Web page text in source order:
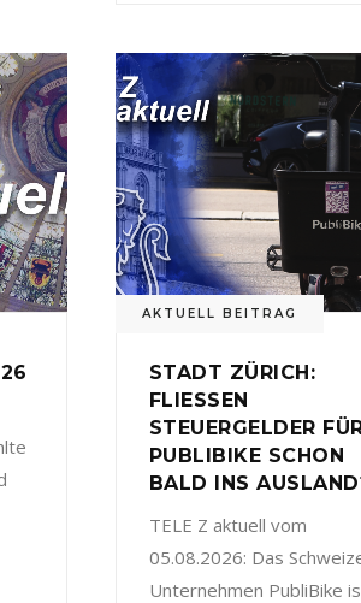
AKTUELL BEITRAG
STADT ZÜRICH:
FLIESSEN
STEUERGELDER
PUBLIBIKE SCHON
BALD INS
TELE Z aktuell vom
05.08.2026: Das
Unternehmen PubliBike